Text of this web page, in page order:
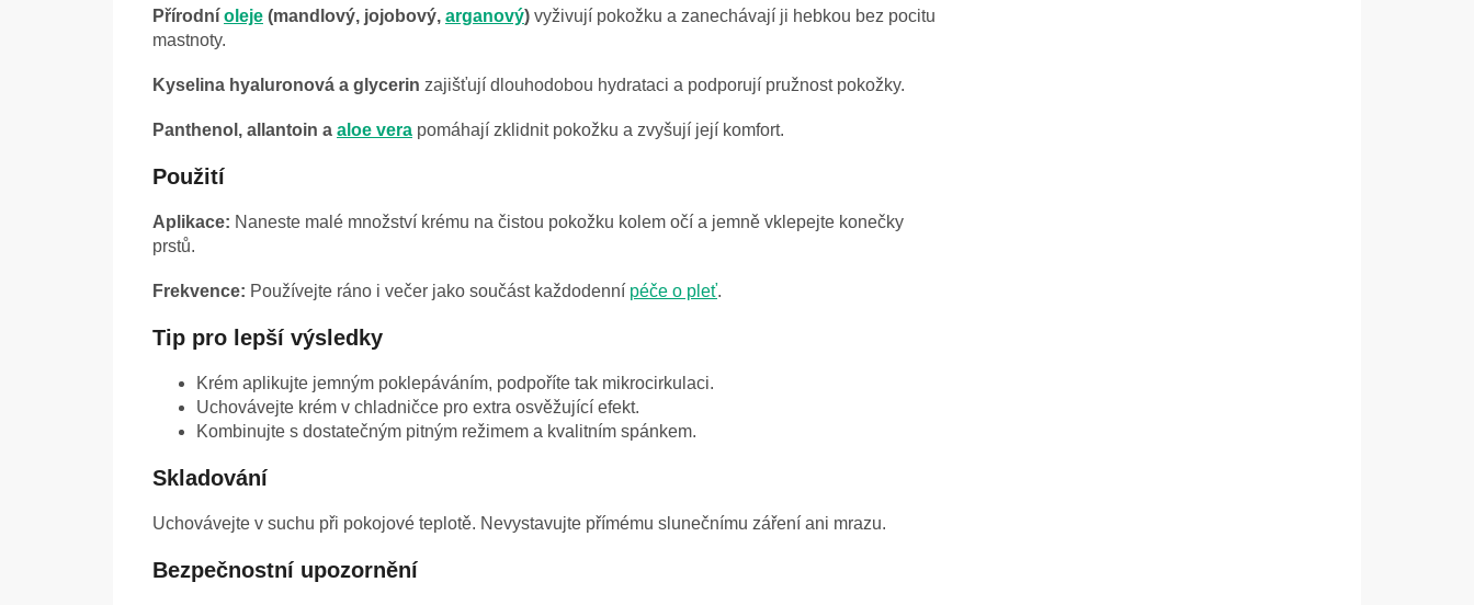
Přírodní oleje (mandlový, jojobový, arganový) vyživují pokožku a zanechávají ji hebkou bez pocitu
mastnoty.
Kyselina hyaluronová a glycerin zajišťují dlouhodobou hydrataci a podporují pružnost pokožky.
Panthenol, allantoin a aloe vera pomáhají zklidnit pokožku a zvyšují její komfort.
Použití
Aplikace: Naneste malé množství krému na čistou pokožku kolem očí a jemně vklepejte konečky
prstů.
Frekvence: Používejte ráno i večer jako součást každodenní péče o pleť.
Tip pro lepší výsledky
Krém aplikujte jemným poklepáváním, podpoříte tak mikrocirkulaci.
Uchovávejte krém v chladničce pro extra osvěžující efekt.
Kombinujte s dostatečným pitným režimem a kvalitním spánkem.
Skladování
Uchovávejte v suchu při pokojové teplotě. Nevystavujte přímému slunečnímu záření ani mrazu.
Bezpečnostní upozornění